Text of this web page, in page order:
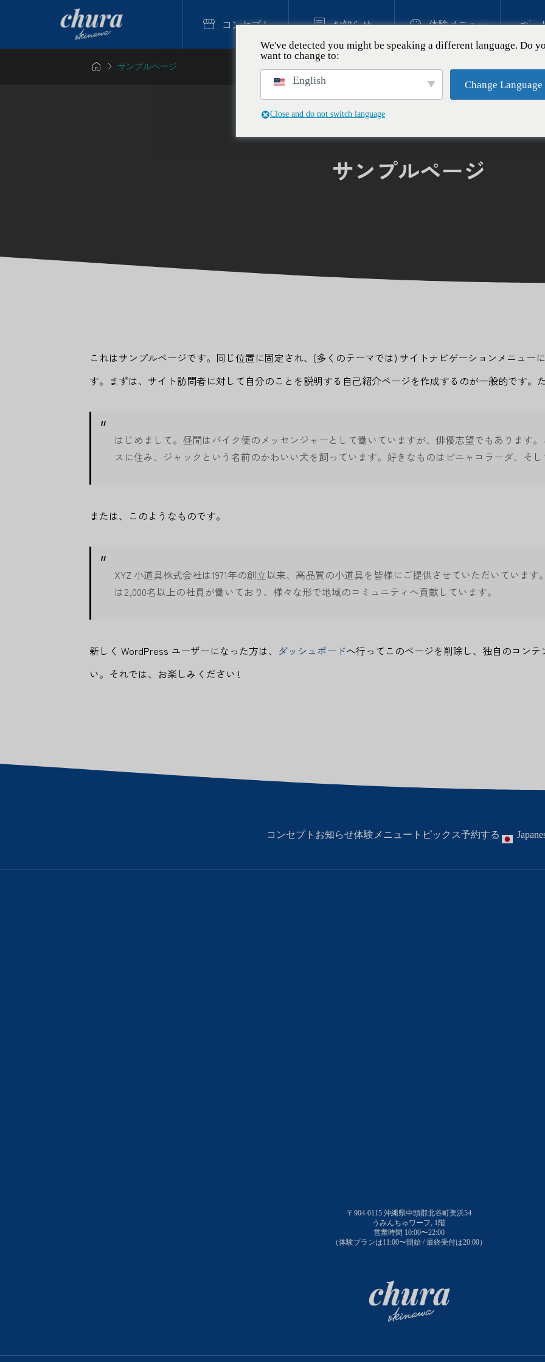
 コンセプト  お知らせ  体験メニュー 
クリームソーダ体験
子連れ沖縄旅行の新定番！小学生が夢
中になるクリームソーダキャンドル作
2025.12.19
  サンプルページ
サンプルページ
これはサンプルページです。同じ位置に固定され、(多くのテーマでは) サイトナビゲーションメニュー
す。まずは、サイト訪問者に対して自分のことを説明する自己紹介ページを作成するのが一般的です。
はじめまして。昼間はバイク便のメッセンジャーとして働いていますが、俳優志望でもあります
スに住み、ジャックという名前のかわいい犬を飼っています。好きなものはピニャコラーダ、そ
または、このようなものです。
XYZ 小道具株式会社は1971年の創立以来、高品質の小道具を皆様にご提供させていただいていま
は2,000名以上の社員が働いており、様々な形で地域のコミュニティへ貢献しています。
新しく WordPress ユーザーになった方は、 ダッシュボードへ行ってこのページを削除し、独自のコン
い。それでは、お楽しみください !
コンセプト お知らせ体験メニュー トピックス予約する
〒904-0115 沖縄県中頭郡北谷町美浜54
うみんちゅワーフ, 1階
営業時間 10:00〜22:00
（体験プランは11:00〜開始 / 最終受付は20:00）
We've detected you might be speaking a different language. Do
want to change to:
English Change Language
Close and do not switch language